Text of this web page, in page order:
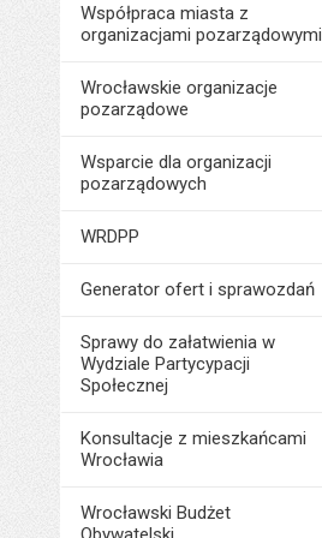
Współpraca miasta z
organizacjami pozarządowymi
Wrocławskie organizacje
pozarządowe
Wsparcie dla organizacji
pozarządowych
WRDPP
Generator ofert i sprawozdań
Sprawy do załatwienia w
Wydziale Partycypacji
Społecznej
Konsultacje z mieszkańcami
Wrocławia
Wrocławski Budżet